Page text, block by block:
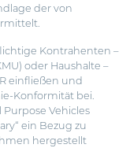
der von
Kontrahenten –
oder Haushalte –
einfließen und
Konformität bei.
Vehicles
ein Bezug zu
hergestellt